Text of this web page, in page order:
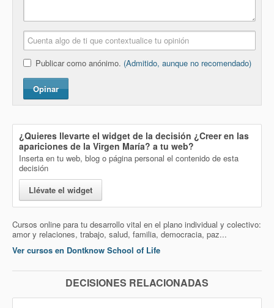
Publicar como anónimo. (Admitido, aunque no recomendado)
Opinar
¿Quieres llevarte el widget de la decisión ¿Creer en las
apariciones de la Virgen María? a tu web?
Inserta en tu web, blog o página personal el contenido de esta
decisión
Llévate el widget
Cursos online para tu desarrollo vital en el plano individual y colectivo:
amor y relaciones, trabajo, salud, familia, democracia, paz...
Ver cursos en Dontknow School of Life
DECISIONES RELACIONADAS